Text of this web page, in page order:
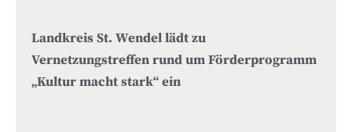
Landkreis St. Wendel lädt zu
Vernetzungstreffen rund um Förderprogramm
„Kultur macht stark“ ein